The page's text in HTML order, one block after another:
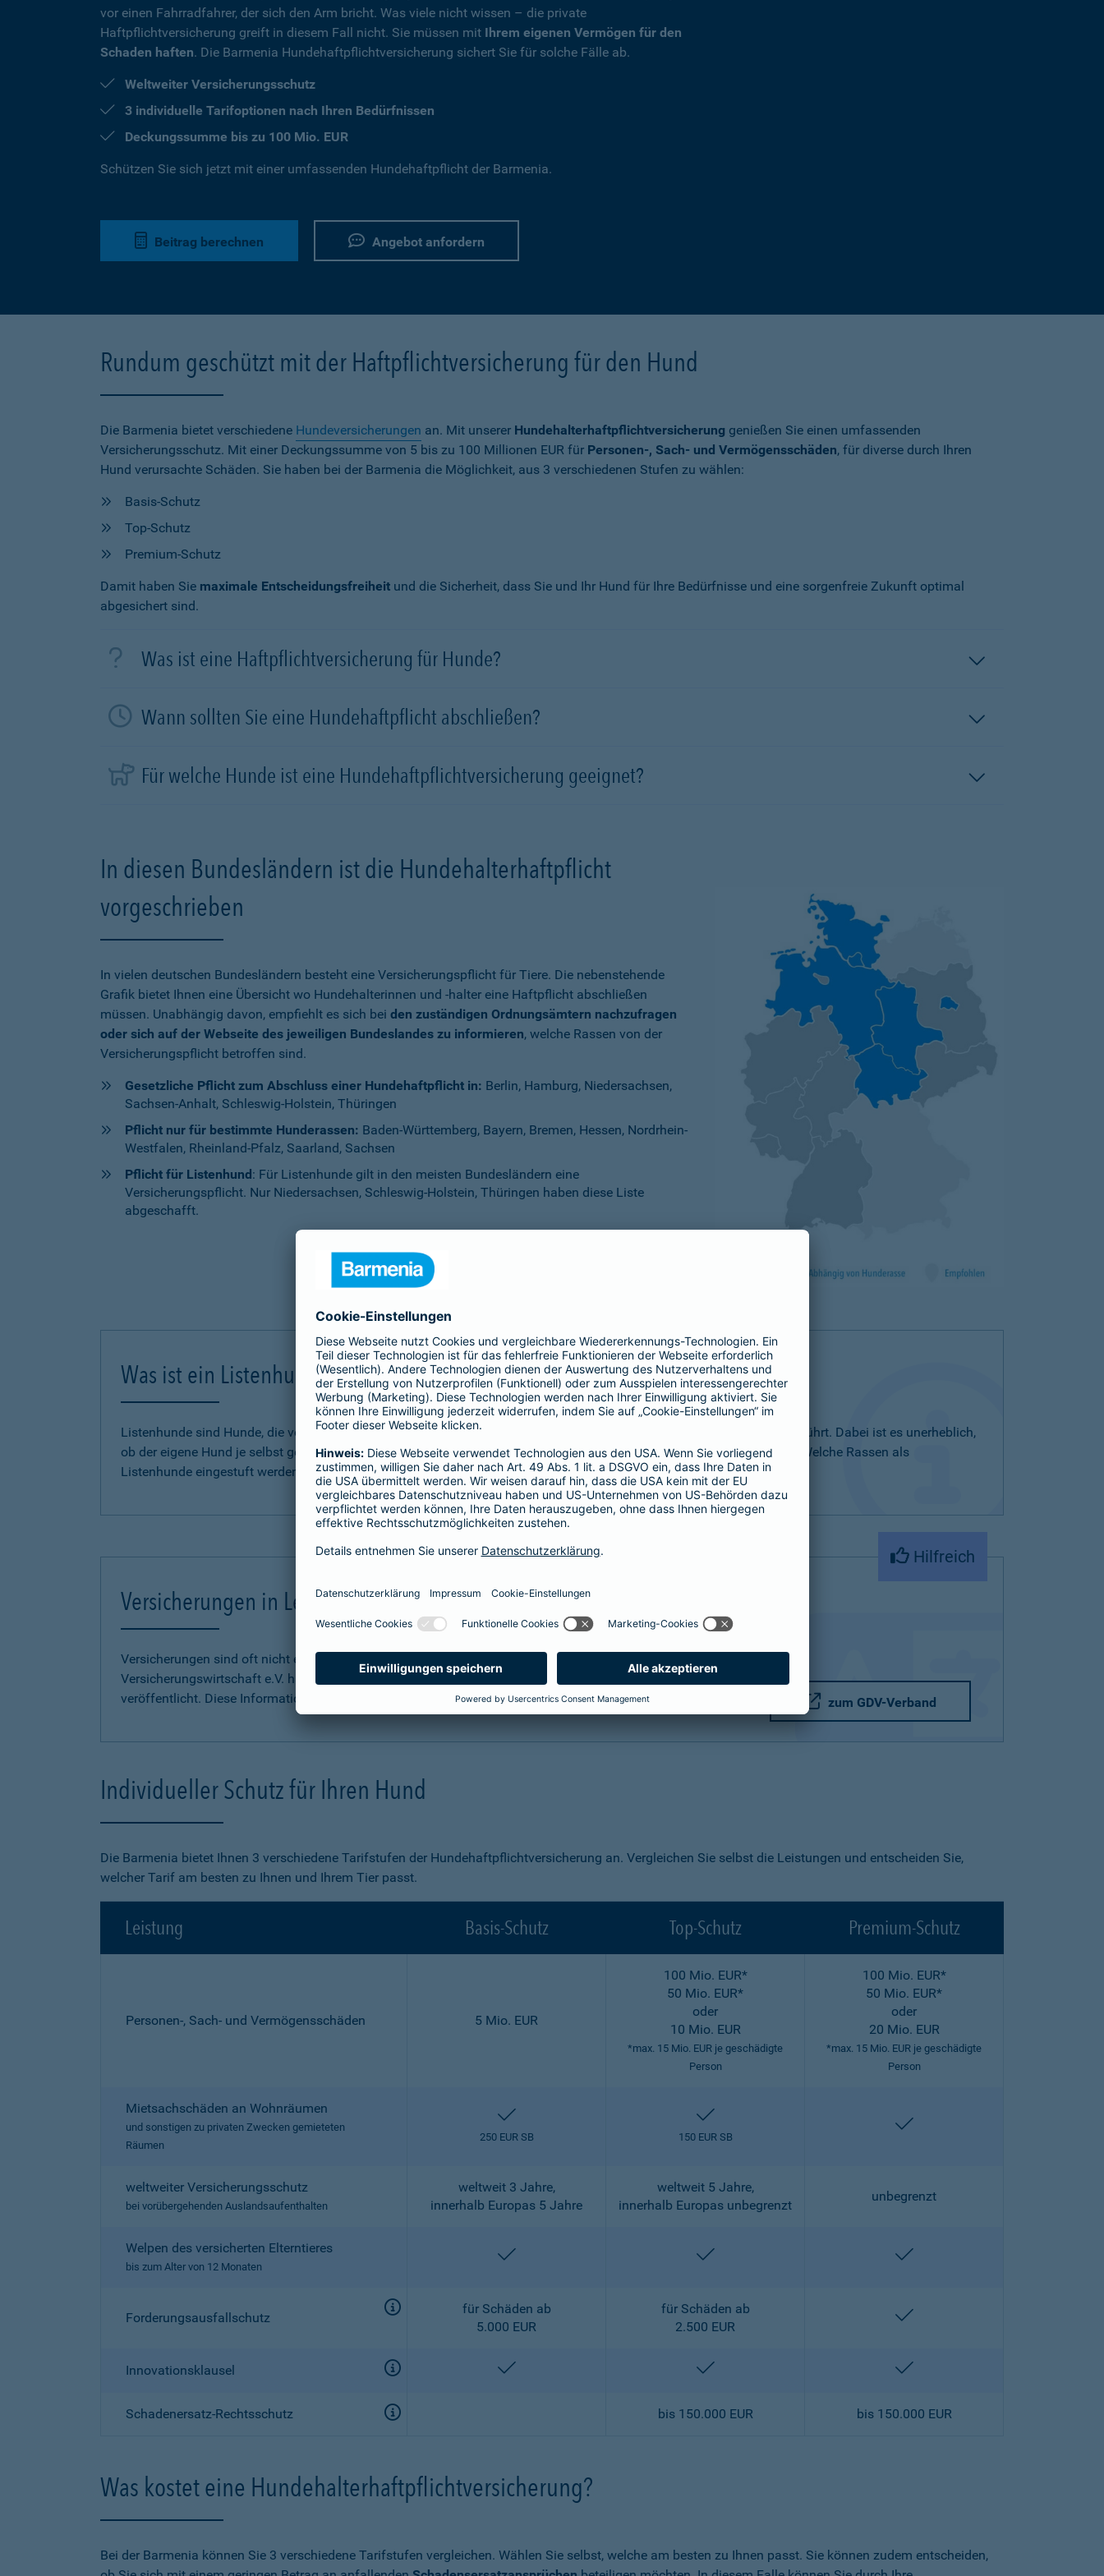
vor einen Fahrradfahrer, der sich den Arm bricht. Was viele nicht wissen – die private
Haftpflichtversicherung greift in diesem Fall nicht. Sie müssen mit Ihrem eigenen Vermögen für den
Schaden haften. Die Barmenia Hundehaftpflichtversicherung sichert Sie für solche Fälle ab.
Weltweiter Versicherungsschutz
3 individuelle Tarifoptionen nach Ihren Bedürfnissen
Deckungssumme bis zu 100 Mio. EUR
Schützen Sie sich jetzt mit einer umfassenden Hundehaftpflicht der Barmenia.
Beitrag berechnen Angebot anfordern
Rundum geschützt mit der Haftpflichtversicherung für den Hund
Die Barmenia bietet verschiedene Hundeversicherungen an. Mit unserer Hundehalterhaftpflichtversicherung genießen Sie einen umfassenden
Versicherungsschutz. Mit einer Deckungssumme von 5 bis zu 100 Millionen EUR für Personen-, Sach- und Vermögensschäden, für diverse durch Ihren
Hund verursachte Schäden. Sie haben bei der Barmenia die Möglichkeit, aus 3 verschiedenen Stufen zu wählen:
Basis-Schutz
Top-Schutz
Premium-Schutz
Damit haben Sie maximale Entscheidungsfreiheit und die Sicherheit, dass Sie und Ihr Hund für Ihre Bedürfnisse und eine sorgenfreie Zukunft optimal
abgesichert sind.
Was ist eine Haftpflichtversicherung für Hunde?
Wann sollten Sie eine Hundehaftpflicht abschließen?
Für welche Hunde ist eine Hundehaftpflichtversicherung geeignet?
In diesen Bundesländern ist die Hundehalterhaftpflicht
vorgeschrieben
In vielen deutschen Bundesländern besteht eine Versicherungspflicht für Tiere. Die nebenstehende
Grafik bietet Ihnen eine Übersicht wo Hundehalterinnen und -halter eine Haftpflicht abschließen
müssen. Unabhängig davon, empfiehlt es sich bei den zuständigen Ordnungsämtern nachzufragen
oder sich auf der Webseite des jeweiligen Bundeslandes zu informieren, welche Rassen von der
Versicherungspflicht betroffen sind.
Gesetzliche Pflicht zum Abschluss einer Hundehaftpflicht in: Berlin, Hamburg, Niedersachsen,
Sachsen-Anhalt, Schleswig-Holstein, Thüringen
Pflicht nur für bestimmte Hunderassen: Baden-Württemberg, Bayern, Bremen, Hessen, Nordrhein-
Westfalen, Rheinland-Pfalz, Saarland, Sachsen
Pflicht für Listenhund: Für Listenhunde gilt in den meisten Bundesländern eine
Versicherungspflicht. Nur Niedersachsen, Schleswig-Holstein, Thüringen haben diese Liste
abgeschafft.
Was ist ein Listenhund?
Listenhunde sind Hunde, die von einem Bundesland als gefährlich eingestuft werden. Sie werden auf einer Liste aufgeführt. Dabei ist es unerheblich,
ob der eigene Hund je selbst gefährlich geworden ist. Mitunter werden Listenhunde auch als Kampfhunde bezeichnet. Welche Rassen als
Listenhunde eingestuft werden, unterscheidet sich von Bundesland zu Bundesland.
Hilfreich
Versicherungen in Leichter Sprache erklärt
Versicherungen sind oft nicht einfach zu verstehen. Der Gesamtverband der Deutschen
Versicherungswirtschaft e.V. hat
Informationen in Leichter Sprache zu diversen Versicherungen
veröffentlicht. Diese Informationen finden Sie hier.
zum GDV-Verband
Individueller Schutz für Ihren Hund
Die Barmenia bietet Ihnen 3 verschiedene Tarifstufen der Hundehaftpflichtversicherung an. Vergleichen Sie selbst die Leistungen und entscheiden Sie,
welcher Tarif am besten zu Ihnen und Ihrem Tier passt.
Leistung Basis-Schutz Top-Schutz Premium-Schutz
Personen-, Sach- und Vermögensschäden 5 Mio. EUR
100 Mio. EUR*
50 Mio. EUR*
oder
10 Mio. EUR
*max. 15 Mio. EUR je geschädigte
Person
100 Mio. EUR*
50 Mio. EUR*
oder
20 Mio. EUR
*max. 15 Mio. EUR je geschädigte
Person
Mietsachschäden an Wohnräumen
und sonstigen zu privaten Zwecken gemieteten
Räumen
enthalten
250 EUR SB
enthalten
150 EUR SB
enthalten
weltweiter Versicherungsschutz
bei vorübergehenden Auslandsaufenthalten
weltweit 3 Jahre,
innerhalb Europas 5 Jahre
weltweit 5 Jahre,
innerhalb Europas unbegrenzt
unbegrenzt
Welpen des versicherten Elterntieres
bis zum Alter von 12 Monaten
enthalten enthalten enthalten
Forderungsausfallschutz
für Schäden ab
5.000 EUR
für Schäden ab
2.500 EUR
enthalten
Innovationsklausel enthalten enthalten enthalten
Schadenersatz-Rechtsschutz bis 150.000 EUR bis 150.000 EUR
Was kostet eine Hundehalterhaftpflichtversicherung?
Bei der Barmenia können Sie 3 verschiedene Tarifstufen vergleichen. Wählen Sie selbst, welche am besten zu Ihnen passt. Sie können zudem entscheiden,